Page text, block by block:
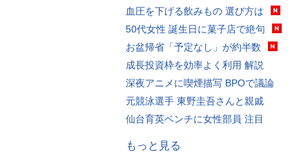
血圧を下げる飲みもの 選び方は
50代女性 誕生日に菓子店で絶句
お盆帰省「予定なし」が約半数
成長投資枠を効率よく利用 解説
深夜アニメに喫煙描写 BPOで議論
元競泳選手 東野圭吾さんと親戚
仙台育英ベンチに女性部員 注目
もっと見る